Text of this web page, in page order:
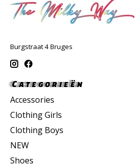
Burgstraat 4 Bruges
Categorieën
Accessories
Clothing Girls
Clothing Boys
NEW
Shoes